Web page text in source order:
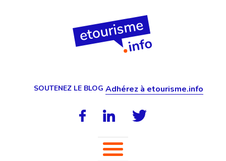
SOUTENEZ LE BLOG Adhérez à etourisme.info